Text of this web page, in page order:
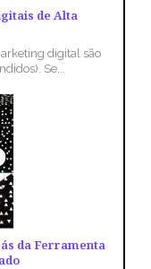
de Alta
digital são
Se...
da Ferramenta